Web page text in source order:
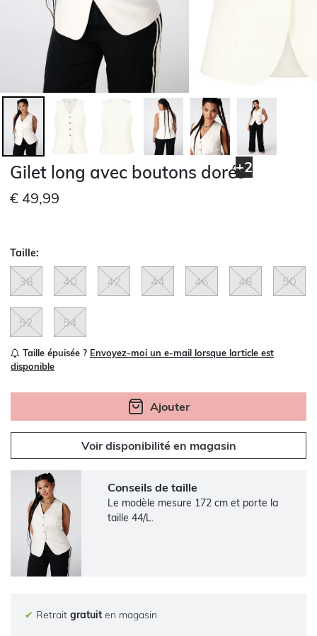
+2
Gilet long avec boutons dorés
€ 49,99
Taille:
38 40 42 44 46 48 50
52 54
Taille épuisée ? Envoyez-moi un e-mail lorsque larticle est
disponible
Ajouter
Voir disponibilité en magasin
Conseils de taille
Le modèle mesure 172 cm et porte la
taille 44/L.
✔ Retrait gratuit en magasin